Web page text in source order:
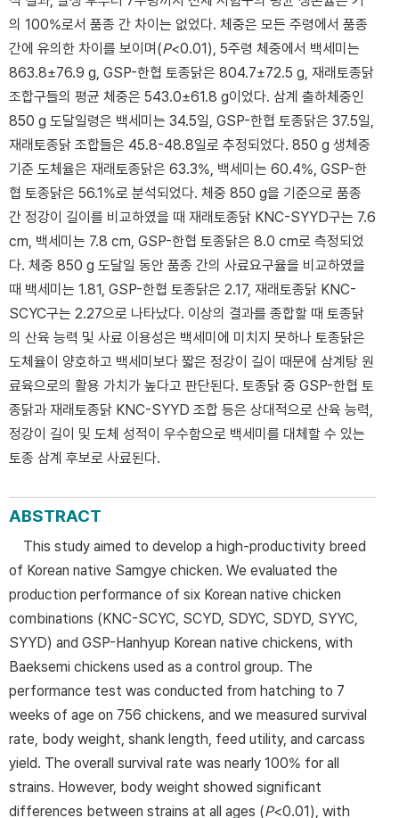
의 100%로서 품종 간 차이는 없었다. 체중은 모든 주령에서 품종
간에 유의한 차이를 보이며(P<0.01), 5주령 체중에서 백세미는
863.8±76.9 g, GSP-한협 토종닭은 804.7±72.5 g, 재래토종닭
조합구들의 평균 체중은 543.0±61.8 g이었다. 삼계 출하체중인
850 g 도달일령은 백세미는 34.5일, GSP-한협 토종닭은 37.5일,
재래토종닭 조합들은 45.8-48.8일로 추정되었다. 850 g 생체중
기준 도체율은 재래토종닭은 63.3%, 백세미는 60.4%, GSP-한
협 토종닭은 56.1%로 분석되었다. 체중 850 g을 기준으로 품종
간 정강이 길이를 비교하였을 때 재래토종닭 KNC-SYYD구는 7.6
cm, 백세미는 7.8 cm, GSP-한협 토종닭은 8.0 cm로 측정되었
다. 체중 850 g 도달일 동안 품종 간의 사료요구율을 비교하였을
때 백세미는 1.81, GSP-한협 토종닭은 2.17, 재래토종닭 KNC-
SCYC구는 2.27으로 나타났다. 이상의 결과를 종합할 때 토종닭
의 산육 능력 및 사료 이용성은 백세미에 미치지 못하나 토종닭은
도체율이 양호하고 백세미보다 짧은 정강이 길이 때문에 삼계탕 원
료육으로의 활용 가치가 높다고 판단된다. 토종닭 중 GSP-한협 토
종닭과 재래토종닭 KNC-SYYD 조합 등은 상대적으로 산육 능력,
정강이 길이 및 도체 성적이 우수함으로 백세미를 대체할 수 있는
토종 삼계 후보로 사료된다.
ABSTRACT
This study aimed to develop a high-productivity breed
of Korean native Samgye chicken. We evaluated the
production performance of six Korean native chicken
combinations (KNC-SCYC, SCYD, SDYC, SDYD, SYYC,
SYYD) and GSP-Hanhyup Korean native chickens, with
Baeksemi chickens used as a control group. The
performance test was conducted from hatching to 7
weeks of age on 756 chickens, and we measured survival
rate, body weight, shank length, feed utility, and carcass
yield. The overall survival rate was nearly 100% for all
strains. However, body weight showed significant
differences between strains at all ages (P<0.01), with